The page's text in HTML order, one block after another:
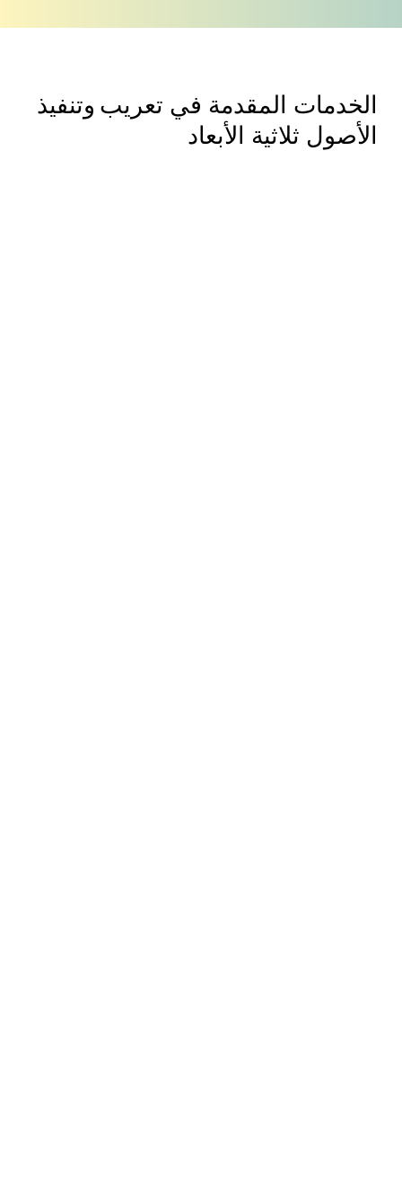
الخدمات المقدمة في تعريب وتنفيذ
الأصول ثلاثية الأبعاد